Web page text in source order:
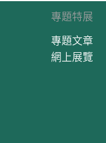
專題特展
專題文章
網上展覽